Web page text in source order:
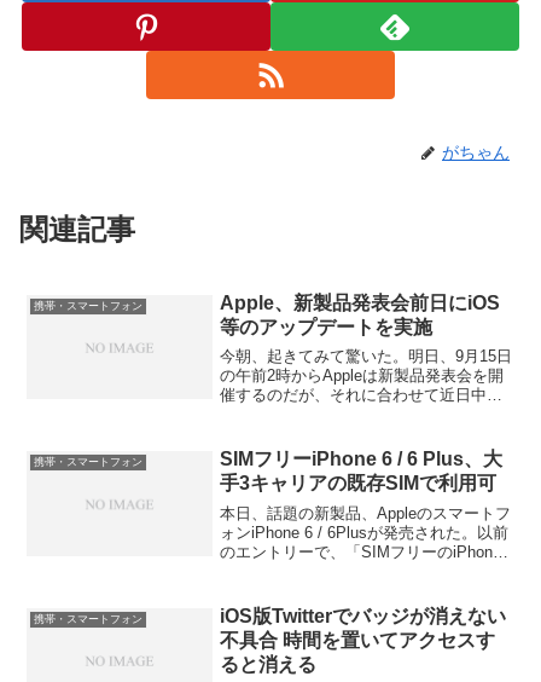
がちゃん
関連記事
携帯・スマートフォン
Apple、新製品発表会前日にiOS
等のアップデートを実施
今朝、起きてみて驚いた。明日、9月15日
の午前2時からAppleは新製品発表会を開
催するのだが、それに合わせて近日中に
の.8ナンバリングを施したiOS ...
携帯・スマートフォン
SIMフリーiPhone 6 / 6 Plus、大
手3キャリアの既存SIMで利用可
本日、話題の新製品、Appleのスマートフ
ォンiPhone 6 / 6Plusが発売された。以前
のエントリーで、「SIMフリーのiPhone
の時にはネット...
携帯・スマートフォン
iOS版Twitterでバッジが消えない
不具合 時間を置いてアクセスす
ると消える